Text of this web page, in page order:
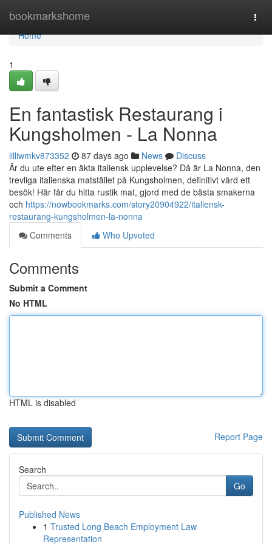
bookmarkshome
Home
Home
1
En fantastisk Restaurang i
Kungsholmen - La Nonna
lilliwmkv873352 87 days ago News
Discuss
Är du ute efter en äkta italiensk upplevelse? Då är La Nonna, den
trevliga italienska matstället på Kungsholmen, definitivt värd ett
besök! Här får du hitta rustik mat, gjord med de bästa smakerna
och https://nowbookmarks.com/story20904922/italiensk-
restaurang-kungsholmen-la-nonna
Comments
Who Upvoted
Comments
Submit a Comment
No HTML
HTML is disabled
Report Page
Search
Go
Published News
1 Trusted Long Beach Employment Law
Representation